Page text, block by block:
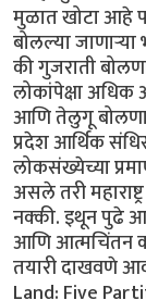
मुळात खोटा आहे
बोलल्या
की गुजराती
लोकांपेक्षा अधिक
आणि तेलुगू
प्रदेश आर्थिक
लोकसंख्येच्या
असले तरी
नक्की. इथून पुढे
आणि आत्मचिंतन
तयारी दाखवणे
Land: Five